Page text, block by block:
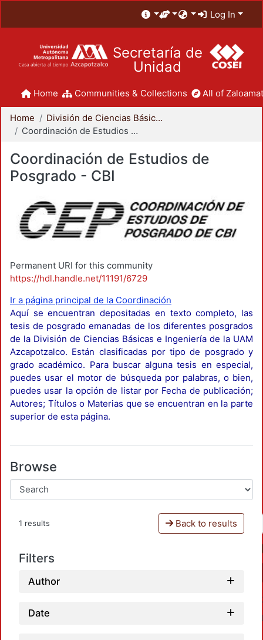
Log In
Secretaría de
Unidad
Home Communities & Collections All of
Home
División de Ciencias Básicas e Ingeniería
Coordinación de Estudios de Posgrado - CBI
Coordinación de Estudios de
Posgrado - CBI
Permanent URI for this community
https://hdl.handle.net/11191/6729
Ir a página principal de la Coordinación
Aquí se encuentran depositadas en texto completo, las
tesis de posgrado emanadas de los diferentes posgrados
de la División de Ciencias Básicas e Ingeniería de la UAM
Azcapotzalco. Están clasificadas por tipo de posgrado y
grado académico. Para buscar alguna tesis en especial,
puedes usar el motor de búsqueda por palabras, o bien,
puedes usar la opción de listar por Fecha de publicación;
Autores; Títulos o Materias que se encuentran en la parte
superior de esta página.
Browse
1 results Back to results
Filters
Author
Date